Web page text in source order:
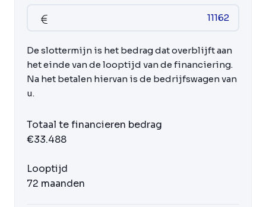
De slottermijn is het bedrag dat overblijft aan
het einde van de looptijd van de financiering.
Na het betalen hiervan is de bedrijfswagen van
u.
Totaal te financieren bedrag
€33.488
Looptijd
72 maanden